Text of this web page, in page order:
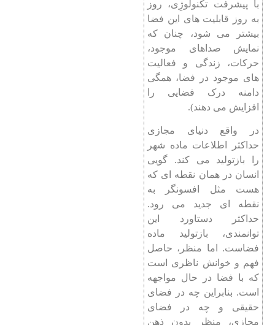
با پیشرفت تکنولوژِی، روز
به روز قابلیت های این فضا
بیشتر می شود، چنان که
نمایش صداهای موجود،
حرکات، زندگی و فعالیت
های موجود در فضا، همگی
دامنه درک فضایی را
افزایش می دهند).
در واقع دنیای مجازی
حداکثر اطلاعات ماده شهر
را بازتولید می کند. گویی
انسان در همان نقطه ای که
هست مثل افسونگر به
نقطه ای جدید می رود.
حداکثر دستاورد این
توانمندی، بازتولید ماده
فضاست. اما منظر، حاصل
فهم و خوانش ناظری است
که با فضا در حال مواجهه
است. بنابراین چه در فضای
حقیقی و چه در فضای
مجازی، منظر بدون ذهن